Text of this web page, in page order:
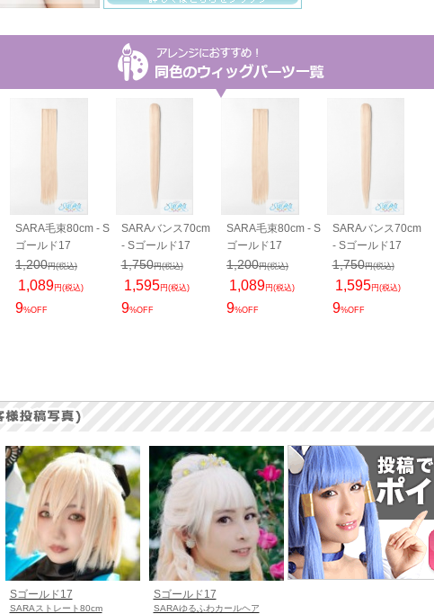
SARA毛束80cm - S
ゴールド17
1,200円(税込)
1,089円(税込)
9%OFF
SARAバンス70cm
- Sゴールド17
1,750円(税込)
1,595円(税込)
9%OFF
SARA毛束80cm - S
ゴールド17
1,200円(税込)
1,089円(税込)
9%OFF
SARAバンス70cm
- Sゴールド17
1,750円(税込)
1,595円(税込)
9%OFF
Sゴールド17
SARAストレート80cm
Sゴールド17
SARAゆるふわカールヘア